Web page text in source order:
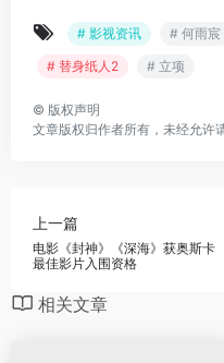
# 影视资讯 # 何雨宸
# 替身纸人2
# 立项
© 版权声明
文章版权归作者所有，未经允许
上一篇
电影《封神》《深海》获奥斯卡
最佳影片入围资格
相关文章